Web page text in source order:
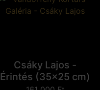
Csáky Lajos -
Érintés (35x25 cm)